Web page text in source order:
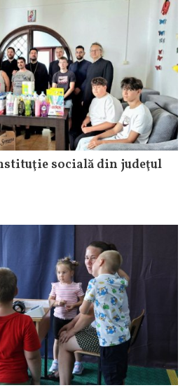
socială din judeţul